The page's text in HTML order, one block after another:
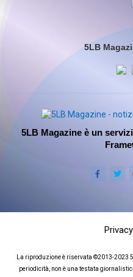
5LB
5LB Magazine è un
La riproduzione è riservata ©2013-2023
periodicità, non è una testata